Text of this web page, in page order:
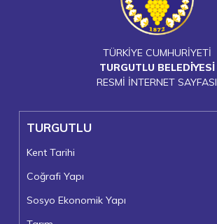
TÜRKİYE CUMHURİYETİ
TURGUTLU BELEDİYESİ
RESMİ İNTERNET SAYFASI
TURGUTLU
Kent Tarihi
Coğrafi Yapı
Sosyo Ekonomik Yapı